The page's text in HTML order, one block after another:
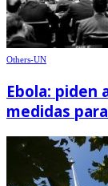
Others-UN
Ebola: piden
medidas